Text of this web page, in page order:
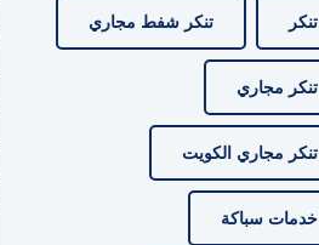
تنكر تنكر شفط مجاري
تنكر مجاري
تنكر مجاري الكويت
خدمات سباكة